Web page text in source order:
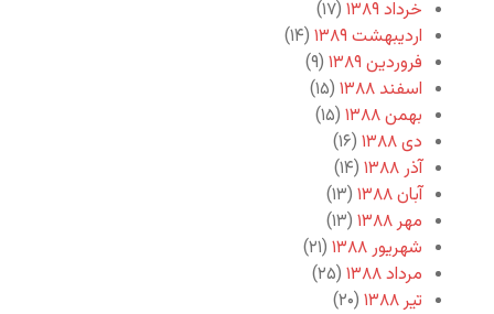
خرداد ۱۳۸۹
(۱۷)
اردیبهشت ۱۳۸۹
(۱۴)
فروردین ۱۳۸۹
(۹)
اسفند ۱۳۸۸
(۱۵)
بهمن ۱۳۸۸
(۱۵)
دی ۱۳۸۸
(۱۶)
آذر ۱۳۸۸
(۱۴)
آبان ۱۳۸۸
(۱۳)
مهر ۱۳۸۸
(۱۳)
شهریور ۱۳۸۸
(۲۱)
مرداد ۱۳۸۸
(۲۵)
تیر ۱۳۸۸
(۲۰)